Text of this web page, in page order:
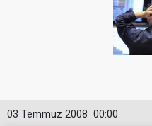
00:00
03 Temmuz 2008